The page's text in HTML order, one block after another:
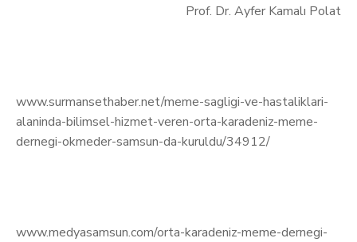
Prof. Dr. Ayfer Kamalı Polat
www.surmansethaber.net/meme-sagligi-ve-hastaliklari-
alaninda-bilimsel-hizmet-veren-orta-karadeniz-meme-
dernegi-okmeder-samsun-da-kuruldu/34912/
www.medyasamsun.com/orta-karadeniz-meme-dernegi-